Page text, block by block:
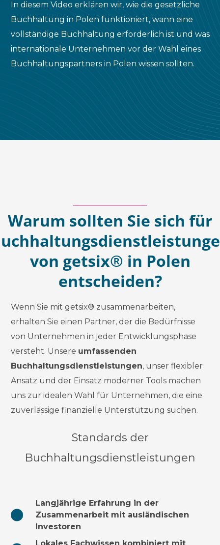
In diesem Video erklären wir, wie die gesetzliche
Buchhaltung in Polen funktioniert, wann eine
vollständige Buchhaltung erforderlich ist und was
internationale Unternehmen vor der Wahl eines
Buchhaltungspartners in Polen wissen sollten.
Standards der
Buchhaltungsdienstleistungen
Warum sollten Sie sich für
von getsix® in Polen
entscheiden?
Wenn Sie mit getsix® zusammenarbeiten,
erhalten Sie einen Partner, der die Bedürfnisse
von Unternehmen in jeder Entwicklungsphase
versteht. Unsere umfassenden
Buchhaltungsdienstleistungen, unser flexibler
Ansatz und der Einsatz moderner Tools machen
uns zur idealen Wahl für Unternehmen, die eine
zuverlässige finanzielle Unterstützung suchen.
Langjährige Erfahrung in der
Zusammenarbeit mit ausländischen
Investoren